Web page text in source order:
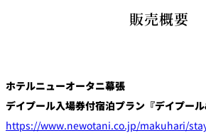
販売概要
ホテルニューオータニ幕張
デイプール入場券付宿泊プラン『デイプール
https://www.newotani.co.jp/makuhari/